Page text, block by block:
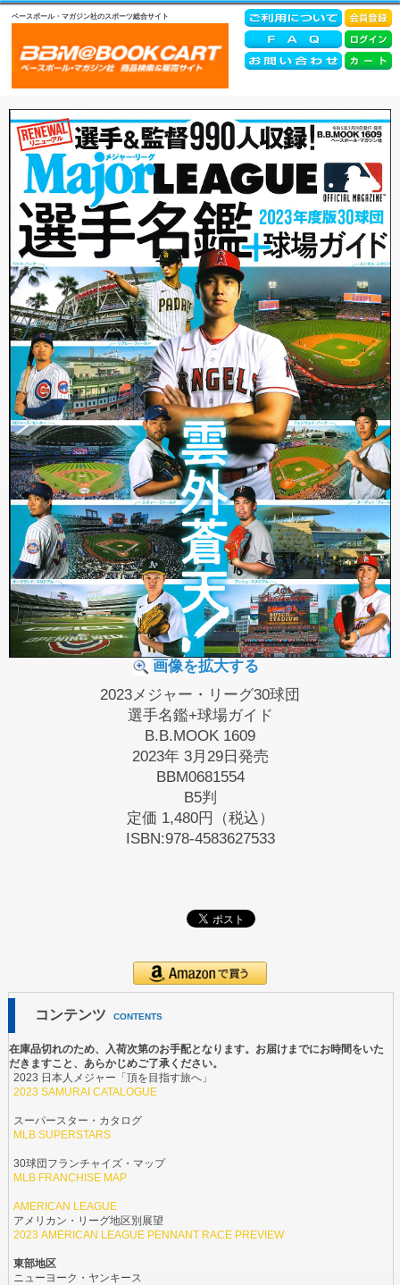
ベースボール・マガジン社のスポーツ総合サイト
画像を拡大する
2023メジャー・リーグ30球団
選手名鑑+球場ガイド
B.B.MOOK 1609
2023年 3月29日発売
BBM0681554
B5判
定価 1,480円（税込）
ISBN:978-4583627533
コンテンツ CONTENTS
在庫品切れのため、入荷次第のお手配となります。お届けまでにお時間をいた
だきますこと、あらかじめご了承ください。
2023 日本人メジャー「頂を目指す旅へ」
2023 SAMURAI CATALOGUE
スーパースター・カタログ
MLB SUPERSTARS
30球団フランチャイズ・マップ
MLB FRANCHISE MAP
AMERICAN LEAGUE
アメリカン・リーグ地区別展望
2023 AMERICAN LEAGUE PENNANT RACE PREVIEW
東部地区
ニューヨーク・ヤンキース